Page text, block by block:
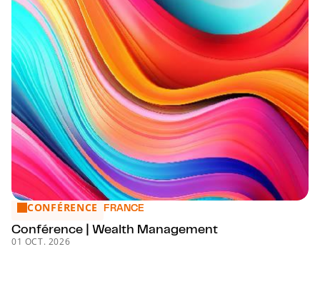
Conférence | Wealth Management
CONFÉRENCE FRANCE
Conférence | Wealth Management
01 OCT. 2026